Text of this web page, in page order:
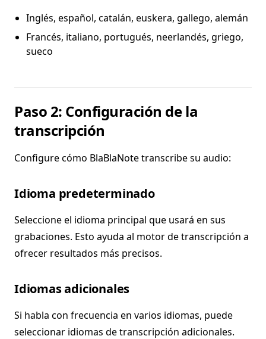
Inglés, español, catalán, euskera, gallego, alemán
Francés, italiano, portugués, neerlandés, griego,
sueco
Paso 2: Configuración de la
transcripción
Configure cómo BlaBlaNote transcribe su audio:
Idioma predeterminado
Seleccione el idioma principal que usará en sus
grabaciones. Esto ayuda al motor de transcripción a
ofrecer resultados más precisos.
Idiomas adicionales
Si habla con frecuencia en varios idiomas, puede
seleccionar idiomas de transcripción adicionales.